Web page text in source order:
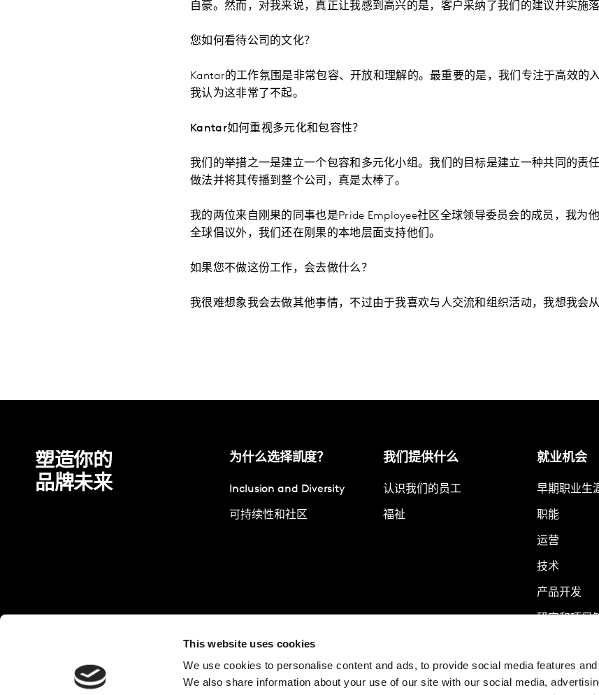
This website uses cookies
We use cookies to personalise content and ads, to provide social media features
We also share information about your use of our site with our social media,
自豪。然而，对我来说，真正让我感到高兴的是，客户采纳了我们的建议并实施
您如何看待公司的文化？
Kantar的工作氛围是非常包容、开放和理解的。最重要的是，我们专注于高效的
我认为这非常了不起。
Kantar如何重视多元化和包容性？
我们的举措之一是建立一个包容和多元化小组。我们的目标是建立一种共同的责
做法并将其传播到整个公司，真是太棒了。
我的两位来自刚果的同事也是Pride Employee社区全球领导委员会的成员，我为
全球倡议外，我们还在刚果的本地层面支持他们。
如果您不做这份工作，会去做什么？
我很难想象我会去做其他事情，不过由于我喜欢与人交流和组织活动，我想我会
塑造你的
品牌未来
为什么选择凯度？
Inclusion and Diversity
可持续性和社区
我们提供什么
认识我们的员工
福祉
就业机会
早期职业生
职能
运营
技术
产品开发
战略咨询